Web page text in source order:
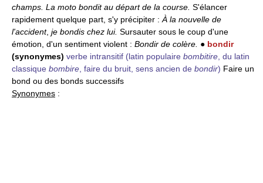
champs. La moto bondit au départ de la course. S'élancer
rapidement quelque part, s'y précipiter : À la nouvelle de
l'accident, je bondis chez lui. Sursauter sous le coup d'une
émotion, d'un sentiment violent : Bondir de colère. ● bondir
(synonymes) verbe intransitif (latin populaire bombitire , du latin
classique bombire , faire du bruit, sens ancien de bondir) Faire un
bond ou des bonds successifs
Synonymes :